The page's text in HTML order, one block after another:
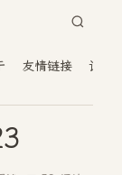
友情链接 读者